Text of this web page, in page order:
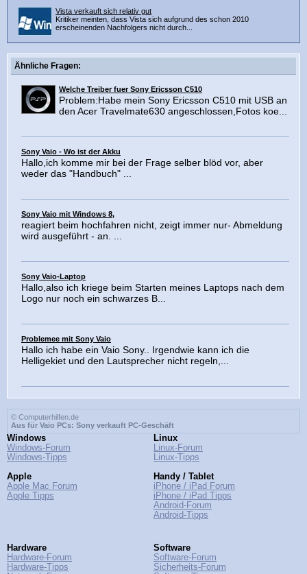
Vista verkauft sich relativ gut
Kritiker meinten, dass Vista sich aufgrund des schon 2010
erscheinenden Nachfolgers nicht durch...
Ähnliche Fragen:
Welche Treiber fuer Sony Ericsson C510
Problem:Habe mein Sony Ericsson C510 mit USB an
den Acer Travelmate630 angeschlossen,Fotos koe...
Sony Vaio - Wo ist der Akku
Hallo,ich komme mir bei der Frage selber blöd vor, aber
weder das "Handbuch" ...
Sony Vaio mit Windows 8,
reagiert beim hochfahren nicht, zeigt immer nur- Abmeldung
wird ausgeführt - an. ...
Sony Vaio-Laptop
Hallo,also ich kriege beim Starten meines Laptops nach dem
Logo nur noch ein schwarzes B...
Problemee mit Sony Vaio
Hallo ich habe ein Vaio Sony.. Irgendwie kann ich die
Helligekiet und den Lautsprecher nicht regeln,...
© Computerhilfen.de
Aus für Vaio PCs: Sony verkauft PC-Geschäft
Windows
Windows-Forum
Windows-Tipps
Apple
Apple Mac Forum
Apple Tipps
Linux
Linux-Forum
Linux-Tipps
Handy / Tablet
iPhone / iPad Forum
iPhone / iPad Tipps
Android-Forum
Android-Tipps
Hardware
Hardware-Forum
Hardware-Tipps
Software
Software-Forum
Sicherheits-Forum